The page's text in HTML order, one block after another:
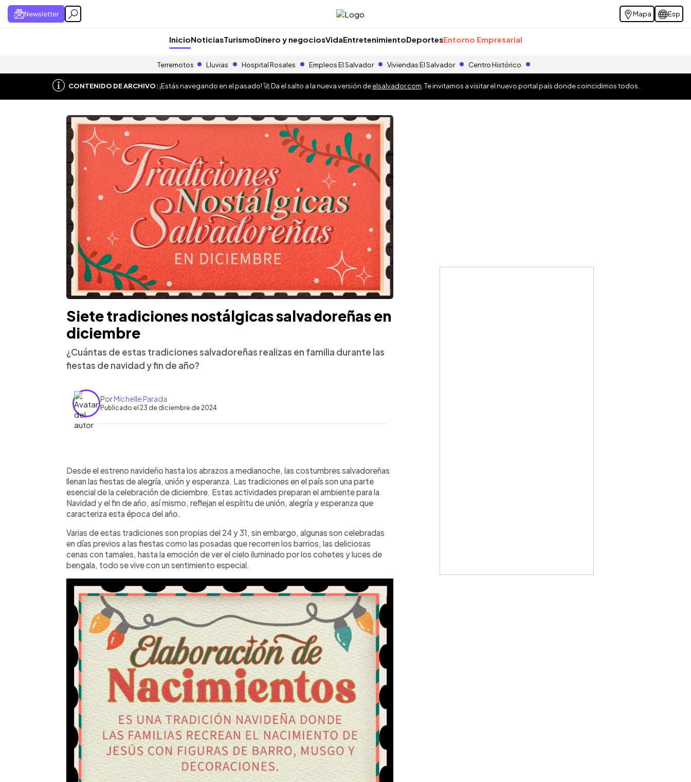
Newsletter Mapa Esp
InicioNoticiasTurismoDinero y negociosVidaEntretenimientoDeportesEntorno Empresarial
Terremotos Lluvias Hospital Rosales Empleos El Salvador Viviendas El Salvador Centro Histórico
CONTENIDO DE ARCHIVO:¡Estás navegando en el pasado! 🚀 Da el salto a la nueva versión deelsalvador.com . Te invitamos a visitar el nuevo portal país donde coincidimos todos.
Siete tradiciones nostálgicas salvadoreñas en
diciembre
¿Cuántas de estas tradiciones salvadoreñas realizas en familia durante las
fiestas de navidad y fin de año?
PorMichelle Parada
Publicado el 23 de diciembre de 2024
► Escuchar artículo
Desde el estreno navideño hasta los abrazos a medianoche, las costumbres salvadoreñas
llenan las fiestas de alegría, unión y esperanza. Las tradiciones en el país son una parte
esencial de la celebración de diciembre. Estas actividades preparan el ambiente para la
Navidad y el fin de año, así mismo, reflejan el espíritu de unión, alegría y esperanza que
caracteriza esta época del año.
Varias de estas tradiciones son propias del 24 y 31, sin embargo, algunas son celebradas
en días previos a las fiestas como las posadas que recorren los barrios, las deliciosas
cenas con tamales, hasta la emoción de ver el cielo iluminado por los cohetes y luces de
bengala, todo se vive con un sentimiento especial.